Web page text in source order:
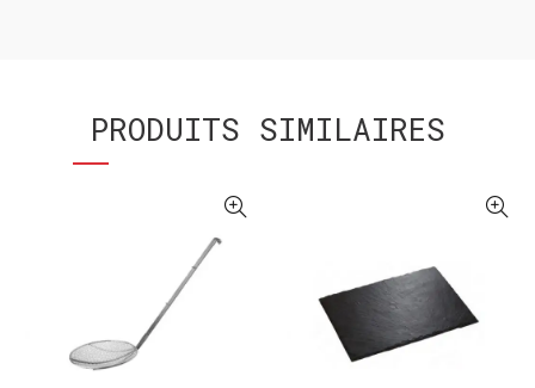
PRODUITS SIMILAIRES